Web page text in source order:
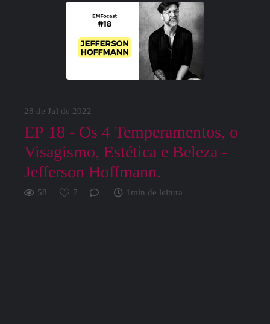
28 de Jul de 2022
EP 18 - Os 4 Temperamentos, o
Visagismo, Estética e Beleza -
Jefferson Hoffmann.
58 7 1min de leitura